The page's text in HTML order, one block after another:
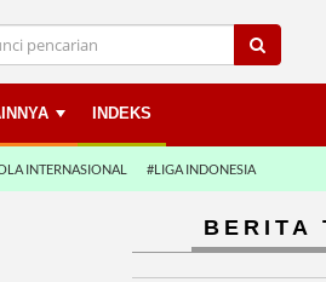
INDEKS
INTERNASIONAL #LIGA INDONESIA
BERITA